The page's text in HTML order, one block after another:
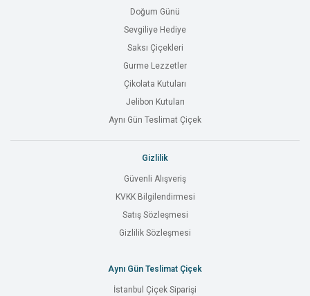
Doğum Günü
Sevgiliye Hediye
Saksı Çiçekleri
Gurme Lezzetler
Çikolata Kutuları
Jelibon Kutuları
Aynı Gün Teslimat Çiçek
Gizlilik
Güvenli Alışveriş
KVKK Bilgilendirmesi
Satış Sözleşmesi
Gizlilik Sözleşmesi
Aynı Gün Teslimat Çiçek
İstanbul Çiçek Siparişi